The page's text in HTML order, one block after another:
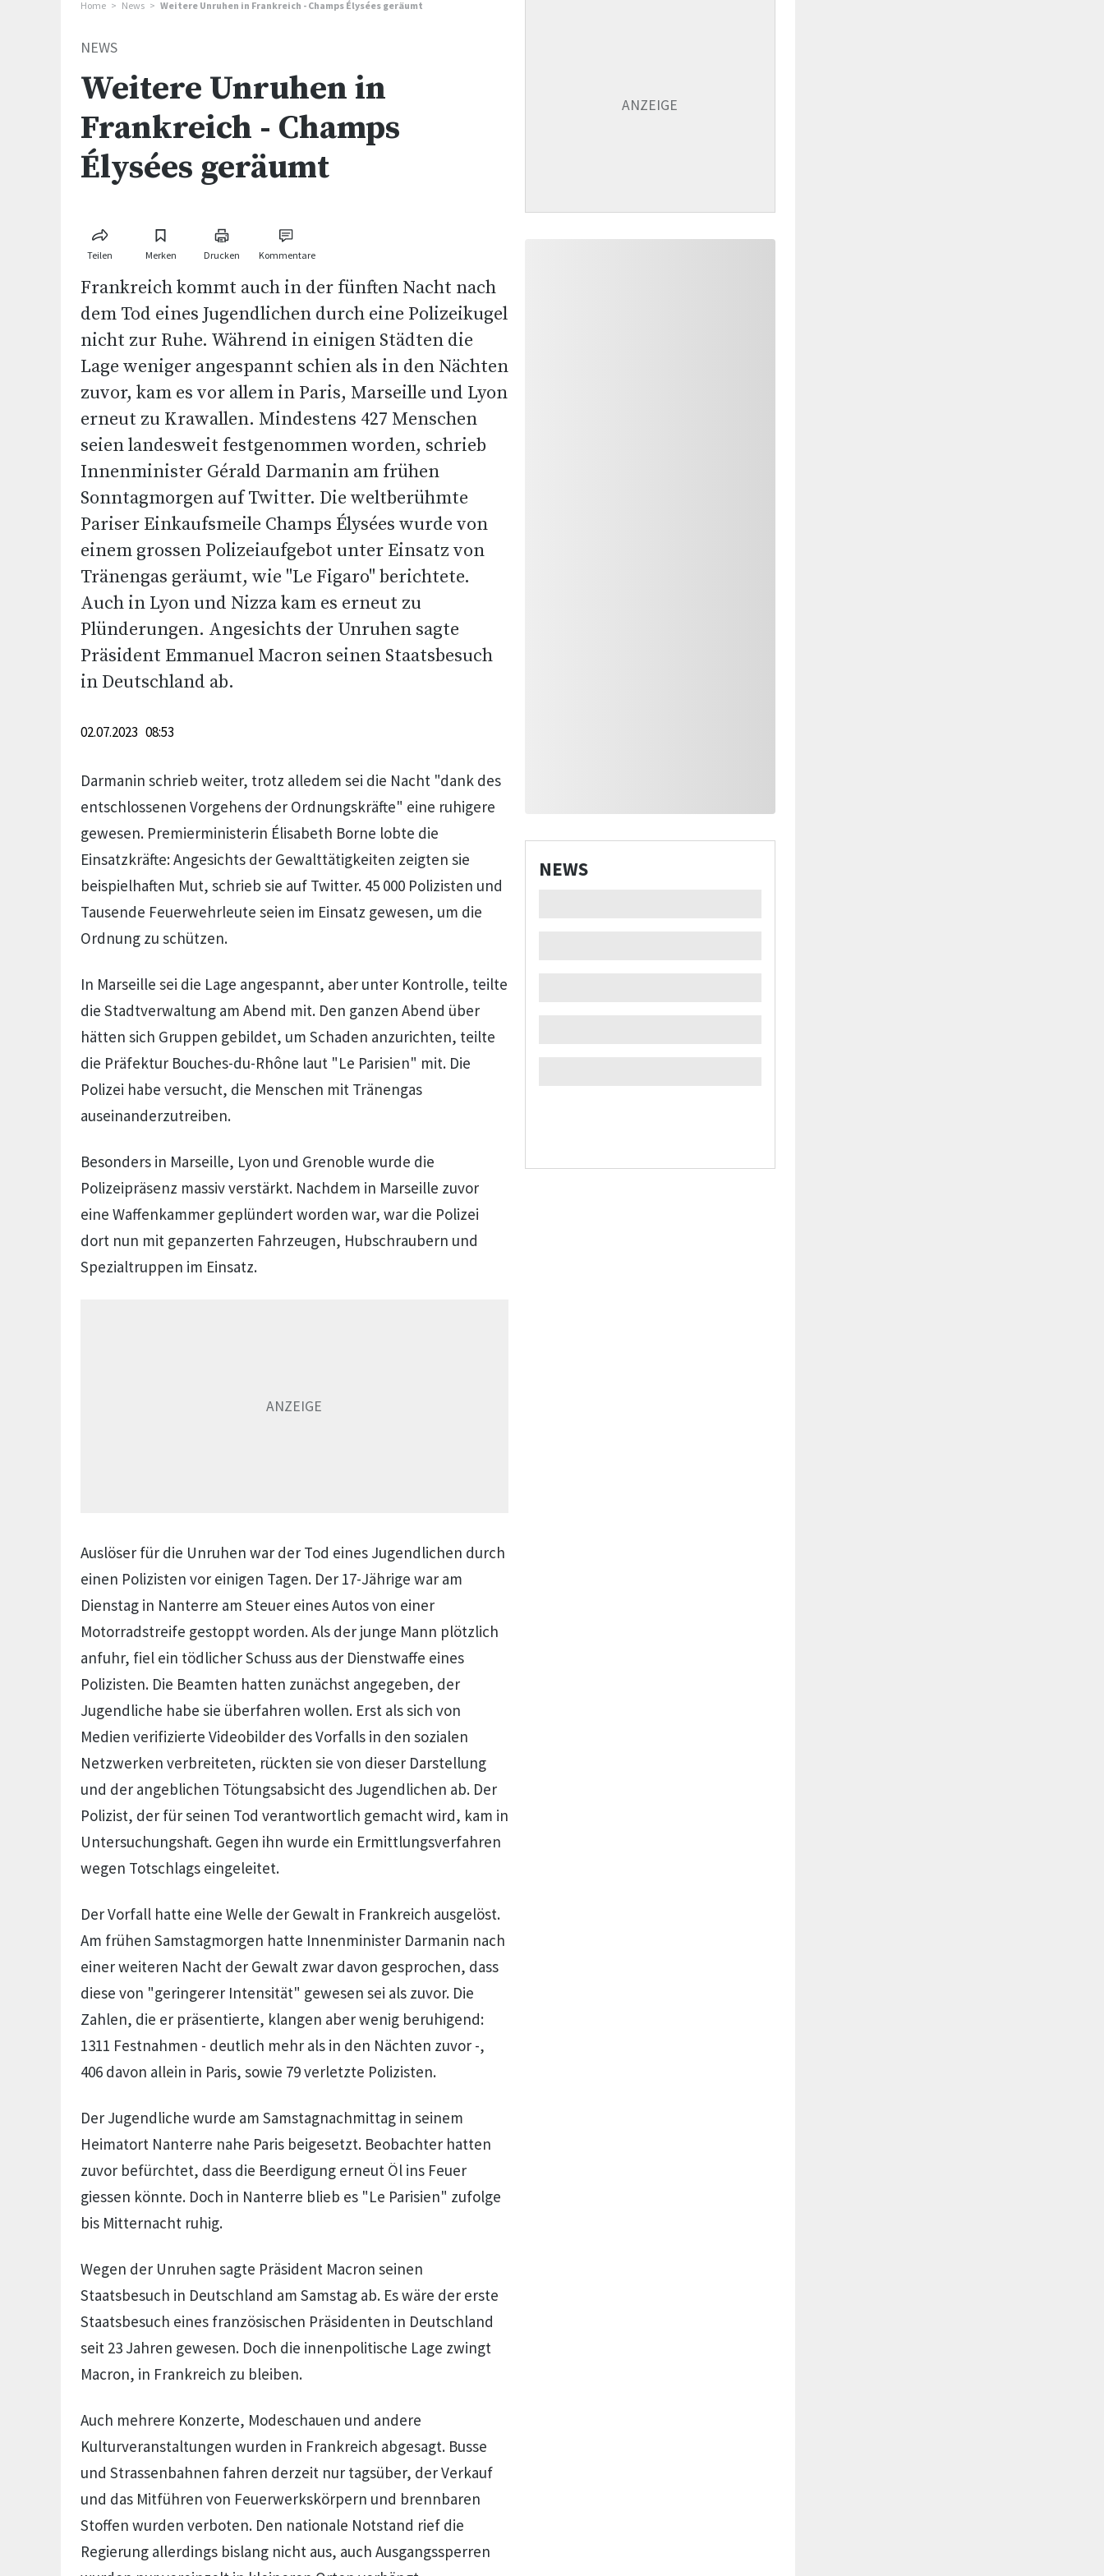
Home News Weitere Unruhen in Frankreich - Champs Élysées geräumt
NEWS
Weitere Unruhen in
Frankreich - Champs
Élysées geräumt
Teilen Merken Drucken Kommentare
Frankreich kommt auch in der fünften Nacht nach
dem Tod eines Jugendlichen durch eine Polizeikugel
nicht zur Ruhe. Während in einigen Städten die
Lage weniger angespannt schien als in den Nächten
zuvor, kam es vor allem in Paris, Marseille und Lyon
erneut zu Krawallen. Mindestens 427 Menschen
seien landesweit festgenommen worden, schrieb
Innenminister Gérald Darmanin am frühen
Sonntagmorgen auf Twitter. Die weltberühmte
Pariser Einkaufsmeile Champs Élysées wurde von
einem grossen Polizeiaufgebot unter Einsatz von
Tränengas geräumt, wie "Le Figaro" berichtete.
Auch in Lyon und Nizza kam es erneut zu
Plünderungen. Angesichts der Unruhen sagte
Präsident Emmanuel Macron seinen Staatsbesuch
in Deutschland ab.
02.07.2023 08:53
Darmanin schrieb weiter, trotz alledem sei die Nacht "dank des
entschlossenen Vorgehens der Ordnungskräfte" eine ruhigere
gewesen. Premierministerin Élisabeth Borne lobte die
Einsatzkräfte: Angesichts der Gewalttätigkeiten zeigten sie
beispielhaften Mut, schrieb sie auf Twitter. 45 000 Polizisten und
Tausende Feuerwehrleute seien im Einsatz gewesen, um die
Ordnung zu schützen.
In Marseille sei die Lage angespannt, aber unter Kontrolle, teilte
die Stadtverwaltung am Abend mit. Den ganzen Abend über
hätten sich Gruppen gebildet, um Schaden anzurichten, teilte
die Präfektur Bouches-du-Rhône laut "Le Parisien" mit. Die
Polizei habe versucht, die Menschen mit Tränengas
auseinanderzutreiben.
Besonders in Marseille, Lyon und Grenoble wurde die
Polizeipräsenz massiv verstärkt. Nachdem in Marseille zuvor
eine Waffenkammer geplündert worden war, war die Polizei
dort nun mit gepanzerten Fahrzeugen, Hubschraubern und
Spezialtruppen im Einsatz.
Auslöser für die Unruhen war der Tod eines Jugendlichen durch
einen Polizisten vor einigen Tagen. Der 17-Jährige war am
Dienstag in Nanterre am Steuer eines Autos von einer
Motorradstreife gestoppt worden. Als der junge Mann plötzlich
anfuhr, fiel ein tödlicher Schuss aus der Dienstwaffe eines
Polizisten. Die Beamten hatten zunächst angegeben, der
Jugendliche habe sie überfahren wollen. Erst als sich von
Medien verifizierte Videobilder des Vorfalls in den sozialen
Netzwerken verbreiteten, rückten sie von dieser Darstellung
und der angeblichen Tötungsabsicht des Jugendlichen ab. Der
Polizist, der für seinen Tod verantwortlich gemacht wird, kam in
Untersuchungshaft. Gegen ihn wurde ein Ermittlungsverfahren
wegen Totschlags eingeleitet.
Der Vorfall hatte eine Welle der Gewalt in Frankreich ausgelöst.
Am frühen Samstagmorgen hatte Innenminister Darmanin nach
einer weiteren Nacht der Gewalt zwar davon gesprochen, dass
diese von "geringerer Intensität" gewesen sei als zuvor. Die
Zahlen, die er präsentierte, klangen aber wenig beruhigend:
1311 Festnahmen - deutlich mehr als in den Nächten zuvor -,
406 davon allein in Paris, sowie 79 verletzte Polizisten.
Der Jugendliche wurde am Samstagnachmittag in seinem
Heimatort Nanterre nahe Paris beigesetzt. Beobachter hatten
zuvor befürchtet, dass die Beerdigung erneut Öl ins Feuer
giessen könnte. Doch in Nanterre blieb es "Le Parisien" zufolge
bis Mitternacht ruhig.
Wegen der Unruhen sagte Präsident Macron seinen
Staatsbesuch in Deutschland am Samstag ab. Es wäre der erste
Staatsbesuch eines französischen Präsidenten in Deutschland
seit 23 Jahren gewesen. Doch die innenpolitische Lage zwingt
Macron, in Frankreich zu bleiben.
Auch mehrere Konzerte, Modeschauen und andere
Kulturveranstaltungen wurden in Frankreich abgesagt. Busse
und Strassenbahnen fahren derzeit nur tagsüber, der Verkauf
und das Mitführen von Feuerwerkskörpern und brennbaren
Stoffen wurden verboten. Den nationale Notstand rief die
Regierung allerdings bislang nicht aus, auch Ausgangssperren
NEWS